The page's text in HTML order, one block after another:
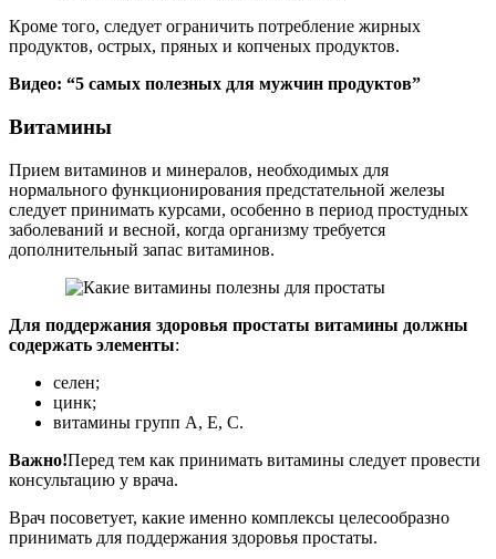
Кроме того, следует ограничить потребление жирных
продуктов, острых, пряных и копченых продуктов.
Видео: “5 самых полезных для мужчин продуктов”
Витамины
Прием витаминов и минералов, необходимых для
нормального функционирования предстательной железы
следует принимать курсами, особенно в период простудных
заболеваний и весной, когда организму требуется
дополнительный запас витаминов.
Для поддержания здоровья простаты витамины должны
содержать элементы:
селен;
цинк;
витамины групп А, Е, С.
Важно!Перед тем как принимать витамины следует провести
консультацию у врача.
Врач посоветует, какие именно комплексы целесообразно
принимать для поддержания здоровья простаты.